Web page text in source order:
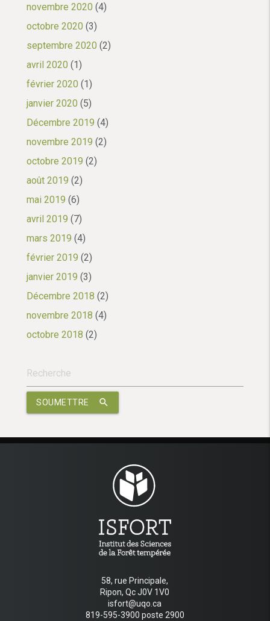
novembre 2020 (4)
octobre 2020 (3)
septembre 2020 (2)
avril 2020 (1)
février 2020 (1)
janvier 2020 (5)
Décembre 2019 (4)
novembre 2019 (2)
octobre 2019 (2)
août 2019 (2)
mai 2019 (6)
avril 2019 (7)
mars 2019 (4)
février 2019 (2)
janvier 2019 (3)
Décembre 2018 (2)
novembre 2018 (4)
octobre 2018 (2)
search
SOUMETTRE
58, rue Principale,
Ripon, Qc J0V 1V0
isfort@uqo.ca
819-595-3900 poste 2900